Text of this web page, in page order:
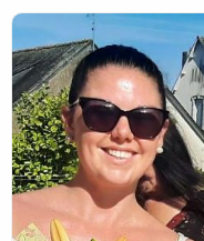
tous les participants.